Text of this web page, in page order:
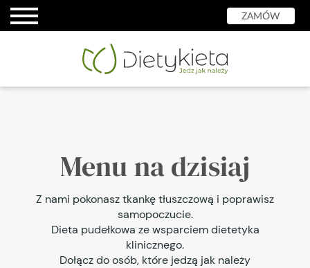
ZAMÓW
Menu na dzisiaj
Z nami pokonasz tkankę tłuszczową i poprawisz
samopoczucie.
Dieta pudełkowa ze wsparciem dietetyka
klinicznego.
Dołącz do osób, które jedzą jak należy